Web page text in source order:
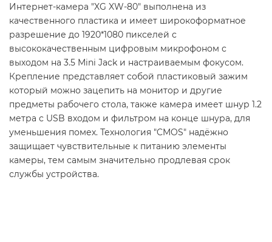
Интернет-камера "XG XW-80" выполнена из
качественного пластика и имеет широкоформатное
разрешение до 1920*1080 пикселей с
высококачественным цифровым микрофоном с
выходом на 3.5 Mini Jack и настраиваемым фокусом.
Крепление представляет собой пластиковый зажим
который можно зацепить на монитор и другие
предметы рабочего стола, также камера имеет шнур 1.2
метра с USB входом и фильтром на конце шнура, для
уменьшения помех. Технология "CMOS" надёжно
защищает чувствительные к питанию элементы
камеры, тем самым значительно продлевая срок
службы устройства.